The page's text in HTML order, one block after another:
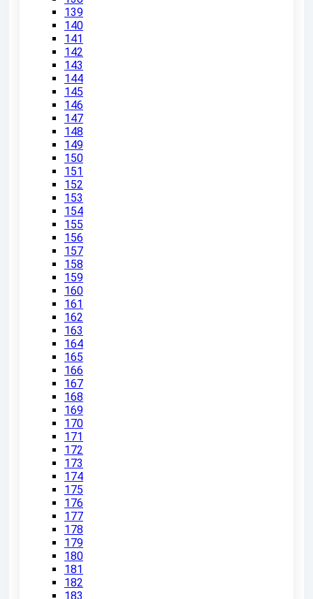
139
140
141
142
143
144
145
146
147
148
149
150
151
152
153
154
155
156
157
158
159
160
161
162
163
164
165
166
167
168
169
170
171
172
173
174
175
176
177
178
179
180
181
182
183